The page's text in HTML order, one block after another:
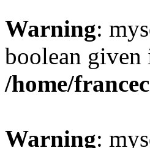
Warning:
boolean given
/home/
Warning: